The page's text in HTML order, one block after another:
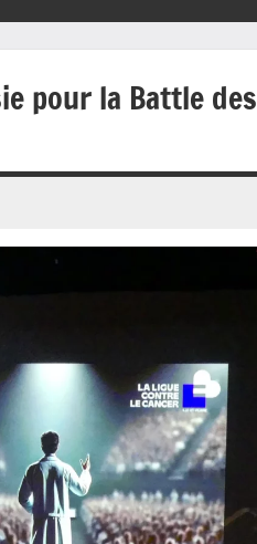
pour la Battle des